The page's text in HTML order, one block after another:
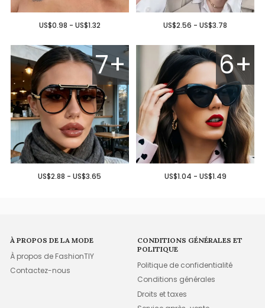
US$0.98 - US$1.32 US$2.56 - US$3.78
7+
US$2.88 - US$3.65
6+
US$1.04 - US$1.49
À PROPOS DE LA MODE
À propos de FashionTIY
Contactez-nous
CONDITIONS GÉNÉRALES ET
POLITIQUE
Politique de confidentialité
Conditions générales
Droits et taxes